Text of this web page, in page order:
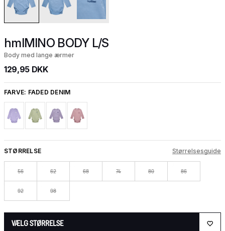
hmlMINO BODY L/S
Body med lange ærmer
129,95 DKK
FARVE: FADED DENIM
STØRRELSE Størrelsesguide
56 62 68 74 80 86
92 98
VÆLG STØRRELSE